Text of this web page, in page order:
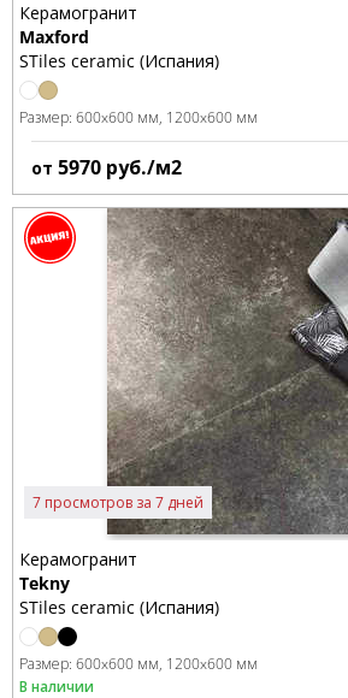
Керамогранит
Maxford
STiles ceramic (Испания)
Размер: 600x600 мм 1200x600 мм
от 5970 руб./м2
7 просмотров за 7 дней
Керамогранит
Tekny
STiles ceramic (Испания)
Размер: 600x600 мм 1200x600 мм
В наличии